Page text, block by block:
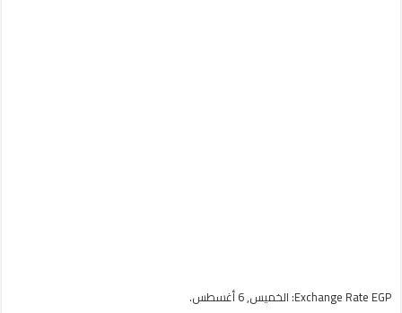
Exchange Rate EGP : الخميس, 6 أغسطس.